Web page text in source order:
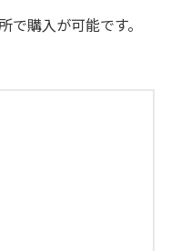
で購入が可能です。